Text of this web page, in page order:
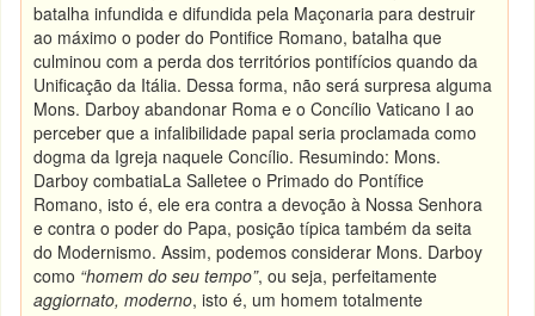
batalha infundida e difundida pela Maçonaria para destruir
ao máximo o poder do Pontifice Romano, batalha que
culminou com a perda dos territórios pontifícios quando da
Unificação da Itália. Dessa forma, não será surpresa alguma
Mons. Darboy abandonar Roma e o Concílio Vaticano I ao
perceber que a infalibilidade papal seria proclamada como
dogma da Igreja naquele Concílio. Resumindo: Mons.
Darboy combatiaLa Salletee o Primado do Pontífice
Romano, isto é, ele era contra a devoção à Nossa Senhora
e contra o poder do Papa, posição típica também da seita
do Modernismo. Assim, podemos considerar Mons. Darboy
como “homem do seu tempo”, ou seja, perfeitamente
aggiornato, moderno, isto é, um homem totalmente